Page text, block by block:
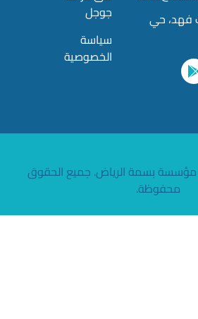
الخصوصية
مؤسسة بسمة الرياض. جميع الحقوق